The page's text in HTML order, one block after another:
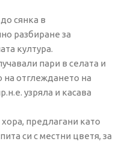
сянка в
разбиране за
култура.
пари в селата и
на отглеждането на
узряла и касава
предлагани като
си с местни цветя, за